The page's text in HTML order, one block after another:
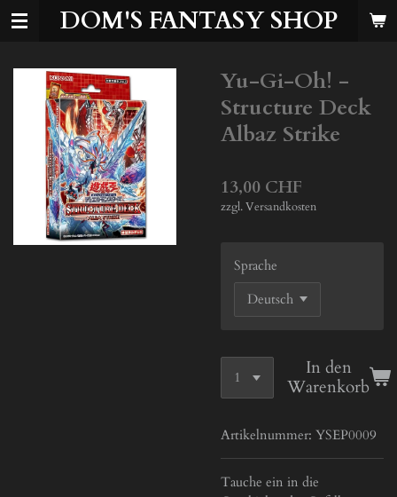
Zum
DOM'S FANTASY SHOP
Yu-Gi-Oh! -
Structure Deck
Albaz Strike
13,00 CHF
zzgl. Versandkosten
Sprache
In den
Warenkorb
Artikelnummer: YSEP0009
Tauche ein in die